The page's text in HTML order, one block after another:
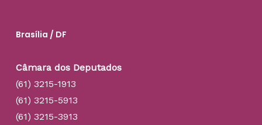
Brasília / DF
Câmara dos Deputados
(61) 3215-1913
(61) 3215-5913
(61) 3215-3913